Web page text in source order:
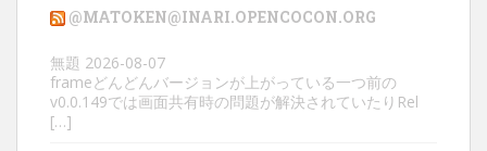
ー
@MATOKEN@INARI.OPENCOCON.ORG
無題 2026-08-07
frameどんどんバージョンが上がっている一つ前の
v0.0.149では画面共有時の問題が解決されていたりRel
[…]